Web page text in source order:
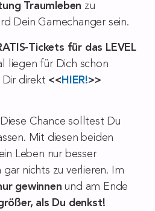
Traumleben zu
Dein Gamechanger sein.
Tickets für das LEVEL
liegen für Dich schon
direkt << HIER!>>
Chance solltest Du
Mit diesen beiden
Leben nur besser
nichts zu verlieren. Im
gewinnen und am Ende
als Du denkst!